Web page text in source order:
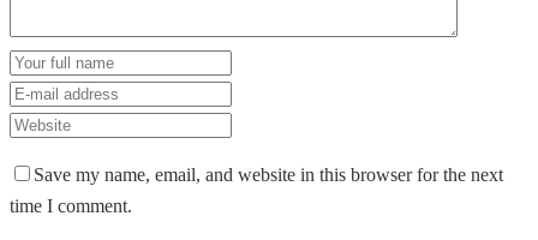
Save my name, email, and website in this browser for the next
time I comment.